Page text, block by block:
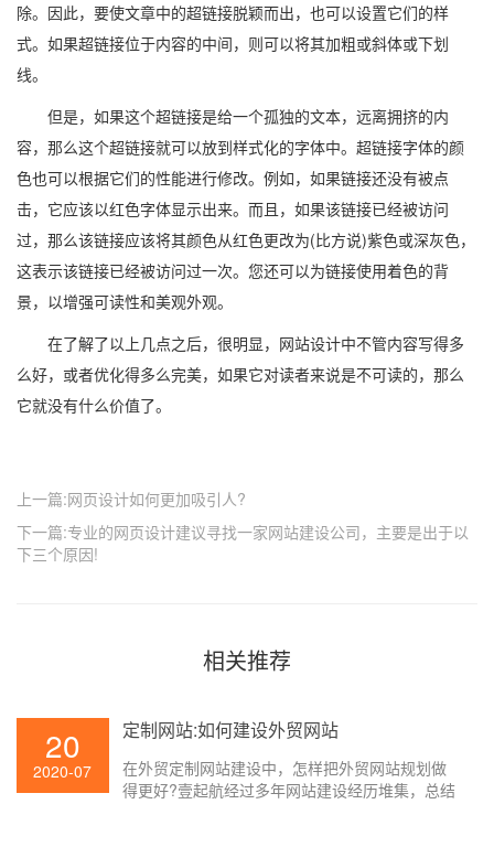
除。因此，要使文章中的超链接脱颖而出，也可以设置它们的样
式。如果超链接位于内容的中间，则可以将其加粗或斜体或下划
线。
但是，如果这个超链接是给一个孤独的文本，远离拥挤的内
容，那么这个超链接就可以放到样式化的字体中。超链接字体的颜
色也可以根据它们的性能进行修改。例如，如果链接还没有被点
击，它应该以红色字体显示出来。而且，如果该链接已经被访问
过，那么该链接应该将其颜色从红色更改为(比方说)紫色或深灰色，
这表示该链接已经被访问过一次。您还可以为链接使用着色的背
景，以增强可读性和美观外观。
在了解了以上几点之后，很明显，网站设计中不管内容写得多
么好，或者优化得多么完美，如果它对读者来说是不可读的，那么
它就没有什么价值了。
上一篇:网页设计如何更加吸引人?
下一篇:专业的网页设计建议寻找一家网站建设公司，主要是出于以
下三个原因!
相关推荐
20
2020-07
定制网站:如何建设外贸网站
在外贸定制网站建设中，怎样把外贸网站规划做
得更好?壹起航经过多年网站建设经历堆集，总结